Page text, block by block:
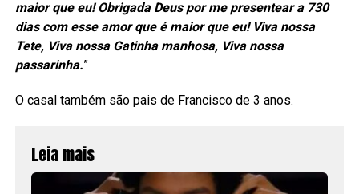
maior que eu! Obrigada Deus por me presentear a 730
dias com esse amor que é maior que eu! Viva nossa
Tete, Viva nossa Gatinha manhosa, Viva nossa
passarinha.”
O casal também são pais de Francisco de 3 anos.
Leia mais